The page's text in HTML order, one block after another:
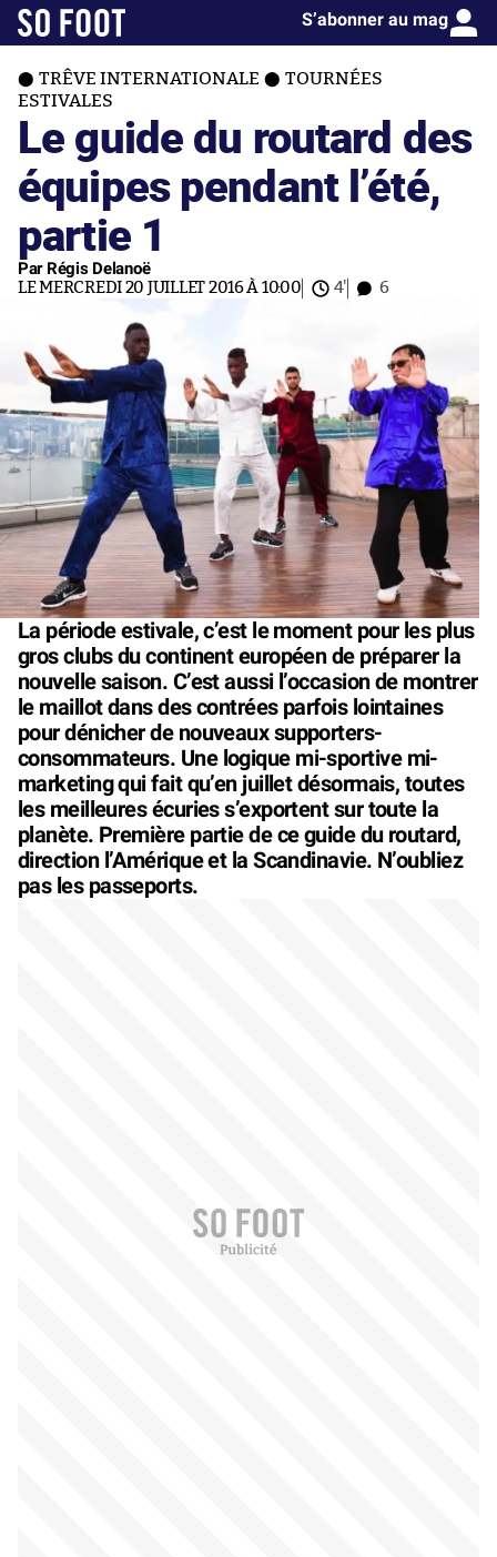
S’abonner au mag
TRÊVE INTERNATIONALE
TOURNÉES
ESTIVALES
Le guide du routard des
équipes pendant l’été,
partie 1
Par Régis Delanoë
LE MERCREDI 20 JUILLET 2016 À 10:00 4' 6
La période estivale, c’est le moment pour les plus
gros clubs du continent européen de préparer la
nouvelle saison. C’est aussi l’occasion de montrer
le maillot dans des contrées parfois lointaines
pour dénicher de nouveaux supporters-
consommateurs. Une logique mi-sportive mi-
marketing qui fait qu’en juillet désormais, toutes
les meilleures écuries s’exportent sur toute la
planète. Première partie de ce guide du routard,
direction l’Amérique et la Scandinavie. N’oubliez
pas les passeports.